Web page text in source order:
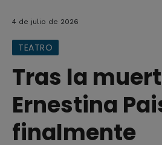
4 de julio de 2026
TEATRO
Tras la
Ernestina
finalmente